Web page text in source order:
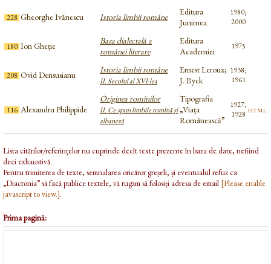
228 Gheorghe Ivănescu Istoria limbii române
Editura
Junimea
1980;
2000
180 Ion Gheție
Baza dialectală a
românei literare
Editura
Academiei
1975
208 Ovid Densusianu Istoria limbii române
II. Secolul al XVI-lea
Ernest Leroux;
J. Byck
1938;
1961
116 Alexandru Philippide
Originea romînilor
II. Ce spun limbile romînă și
albaneză
Tipografia
„Viața
Românească”
1927,
1928 html
Lista citărilor/referințelor nu cuprinde decît texte prezente în baza de date, nefiind
deci exhaustivă.
Pentru trimiterea de texte, semnalarea oricăror greșeli, și eventualul refuz ca
„Diacronia” să facă publice textele, vă rugăm să folosiți adresa de email [Please enable
javascript to view.].
Prima pagină: